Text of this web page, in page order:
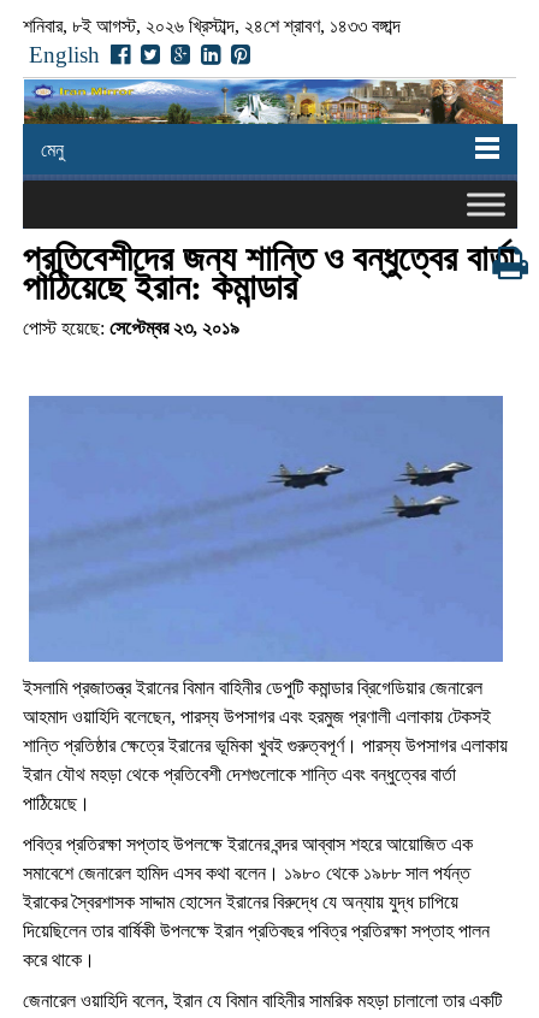
শনিবার, ৮ই আগস্ট, ২০২৬ খ্রিস্টাব্দ, ২৪শে শ্রাবণ, ১৪৩৩ বঙ্গাব্দ
English
মেনু
প্রতিবেশীদের জন্য শান্তি ও বন্ধুত্বের বার্তা
পাঠিয়েছে ইরান: কমান্ডার
পোস্ট হয়েছে: সেপ্টেম্বর ২৩, ২০১৯
ইসলামি প্রজাতন্ত্র ইরানের বিমান বাহিনীর ডেপুটি কমান্ডার ব্রিগেডিয়ার জেনারেল
আহমাদ ওয়াহিদি বলেছেন, পারস্য উপসাগর এবং হরমুজ প্রণালী এলাকায় টেকসই
শান্তি প্রতিষ্ঠার ক্ষেত্রে ইরানের ভূমিকা খুবই গুরুত্বপূর্ণ। পারস্য উপসাগর এলাকায়
ইরান যৌথ মহড়া থেকে প্রতিবেশী দেশগুলোকে শান্তি এবং বন্ধুত্বের বার্তা
পাঠিয়েছে।
পবিত্র প্রতিরক্ষা সপ্তাহ উপলক্ষে ইরানের বন্দর আব্বাস শহরে আয়োজিত এক
সমাবেশে জেনারেল হামিদ এসব কথা বলেন। ১৯৮০ থেকে ১৯৮৮ সাল পর্যন্ত
ইরাকের স্বৈরশাসক সাদ্দাম হোসেন ইরানের বিরুদ্ধে যে অন্যায় যুদ্ধ চাপিয়ে
দিয়েছিলেন তার বার্ষিকী উপলক্ষে ইরান প্রতিবছর পবিত্র প্রতিরক্ষা সপ্তাহ পালন
করে থাকে।
জেনারেল ওয়াহিদি বলেন, ইরান যে বিমান বাহিনীর সামরিক মহড়া চালালো তার একটি